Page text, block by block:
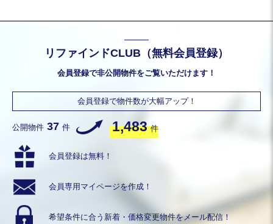
リファインドCLUB（無料会員登録）
会員登録で非公開物件をご覧いただけます！
会員登録で物件数が大幅アップ！
公開物件 37 件 1,483 件
会員登録は無料！
会員専用 マイページを作成！
希望条件に合う 新着・価格変更物件をメール配信！